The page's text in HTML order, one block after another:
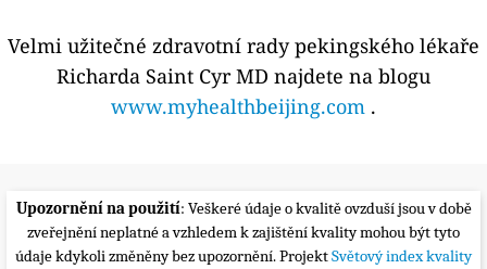
Velmi užitečné zdravotní rady pekingského lékaře
Richarda Saint Cyr MD najdete na blogu
www.myhealthbeijing.com .
Upozornění na použití: Veškeré údaje o kvalitě ovzduší jsou v době
zveřejnění neplatné a vzhledem k zajištění kvality mohou být tyto
údaje kdykoli změněny bez upozornění. ProjektSvětový index kvality